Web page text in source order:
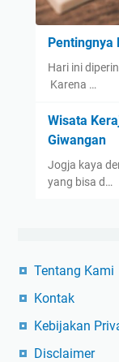
Pentingnya
Hari ini
Karena …
Wisata
Giwangan
Jogja kaya
yang bisa d…
Tentang Kami
Kontak
Kebijakan
Disclaimer